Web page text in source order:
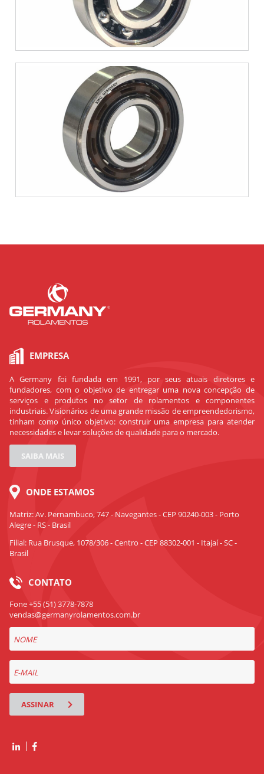
EMPRESA
A Germany foi fundada em 1991, por seus atuais diretores e
fundadores, com o objetivo de entregar uma nova concepção de
serviços e produtos no setor de rolamentos e componentes
industriais. Visionários de uma grande missão de empreendedorismo,
tinham como único objetivo: construir uma empresa para atender
necessidades e levar soluções de qualidade para o mercado.
SAIBA MAIS
ONDE ESTAMOS
Matriz: Av. Pernambuco, 747 - Navegantes - CEP 90240-003 - Porto
Alegre - RS - Brasil
Filial: Rua Brusque, 1078/306 - Centro - CEP 88302-001 - Itajaí - SC -
Brasil
CONTATO
Fone +55 (51) 3778-7878
vendas@germanyrolamentos.com.br
ASSINAR